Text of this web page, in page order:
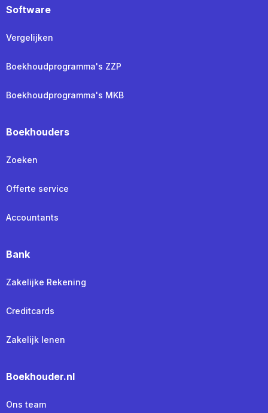
Software
Vergelijken
Boekhoudprogramma's ZZP
Boekhoudprogramma's MKB
Boekhouders
Zoeken
Offerte service
Accountants
Bank
Zakelijke Rekening
Creditcards
Zakelijk lenen
Boekhouder.nl
Ons team